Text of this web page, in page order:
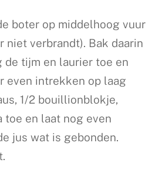
boter op middelhoog vuur
niet verbrandt). Bak daarin
de tijm en laurier toe en
even intrekken op laag
1/2 bouillionblokje,
toe en laat nog even
jus wat is gebonden.